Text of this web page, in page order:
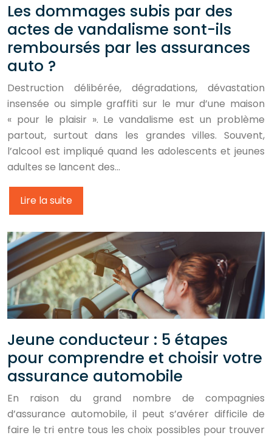
Les dommages subis par des
actes de vandalisme sont-ils
remboursés par les assurances
auto ?
Destruction délibérée, dégradations, dévastation
insensée ou simple graffiti sur le mur d’une maison
« pour le plaisir ». Le vandalisme est un problème
partout, surtout dans les grandes villes. Souvent,
l’alcool est impliqué quand les adolescents et jeunes
adultes se lancent des…
Lire la suite
Jeune conducteur : 5 étapes
pour comprendre et choisir votre
assurance automobile
En raison du grand nombre de compagnies
d’assurance automobile, il peut s’avérer difficile de
faire le tri entre tous les choix possibles pour trouver